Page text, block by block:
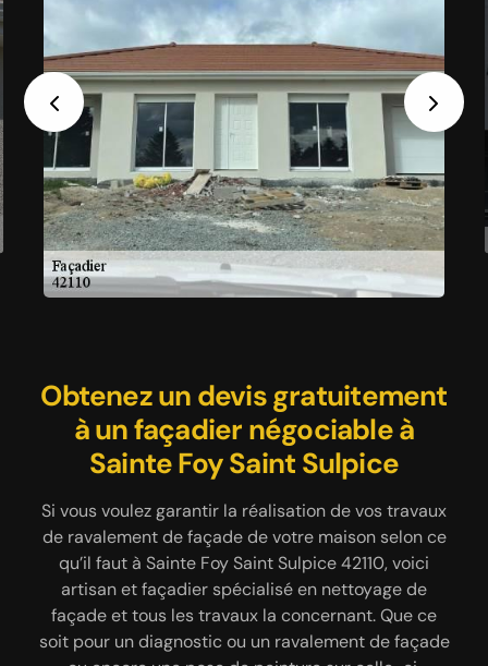
Previous Next
Obtenez un devis gratuitement
à un façadier négociable à
Sainte Foy Saint Sulpice
Si vous voulez garantir la réalisation de vos travaux
de ravalement de façade de votre maison selon ce
qu’il faut à Sainte Foy Saint Sulpice 42110, voici
artisan et façadier spécialisé en nettoyage de
façade et tous les travaux la concernant. Que ce
soit pour un diagnostic ou un ravalement de façade
La société MARCHAL
Renovation 42 met à
disposition de propriétaires
ses façadiers compétents pour
intervention sur façades dans
le département MARCHAL
Renovation 42
La société MARCHAL Renovation 42 est réputée
MARCHAL Renovation 42, le
façadier pas cher à Sainte Foy
Saint Sulpice
Si vous êtes à la recherche d’un professionnel pour
donner plus d’éclat à votre façade, faites appel à
MARCHAL Renovation 42 basé à Sainte Foy Saint
Sulpice. Il s’agit du meilleur spécialiste de la ville, il
est certifié, qualifié et à son actif, il a des années
d’expérience en tant que façadier. Il va faire le